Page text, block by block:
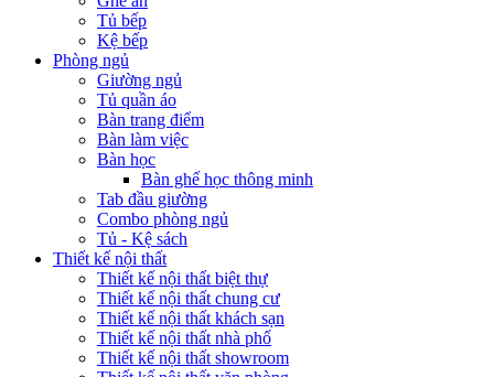
Tủ bếp
Kệ bếp
Phòng ngủ
Giường ngủ
Tủ quần áo
Bàn trang điểm
Bàn làm việc
Bàn học
Bàn ghế học thông minh
Tab đầu giường
Combo phòng ngủ
Tủ - Kệ sách
Thiết kế nội thất
Thiết kế nội thất biệt thự
Thiết kế nội thất chung cư
Thiết kế nội thất khách sạn
Thiết kế nội thất nhà phố
Thiết kế nội thất showroom